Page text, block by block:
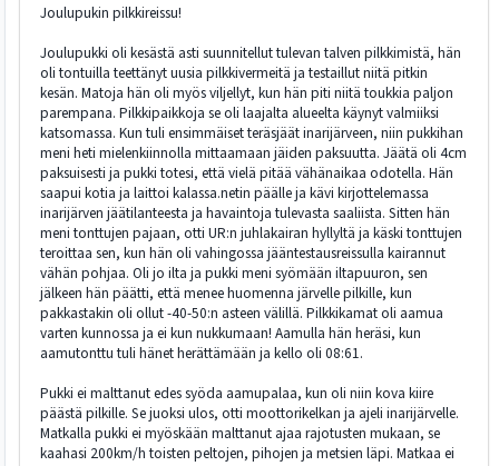
Joulupukin pilkkireissu!
Joulupukki oli kesästä asti suunnitellut tulevan talven pilkkimistä, hän
oli tontuilla teettänyt uusia pilkkivermeitä ja testaillut niitä pitkin
kesän. Matoja hän oli myös viljellyt, kun hän piti niitä toukkia paljon
parempana. Pilkkipaikkoja se oli laajalta alueelta käynyt valmiiksi
katsomassa. Kun tuli ensimmäiset teräsjäät inarijärveen, niin pukkihan
meni heti mielenkiinnolla mittaamaan jäiden paksuutta. Jäätä oli 4cm
paksuisesti ja pukki totesi, että vielä pitää vähänaikaa odotella. Hän
saapui kotia ja laittoi kalassa.netin päälle ja kävi kirjottelemassa
inarijärven jäätilanteesta ja havaintoja tulevasta saaliista. Sitten hän
meni tonttujen pajaan, otti UR:n juhlakairan hyllyltä ja käski tonttujen
teroittaa sen, kun hän oli vahingossa jääntestausreissulla kairannut
vähän pohjaa. Oli jo ilta ja pukki meni syömään iltapuuron, sen
jälkeen hän päätti, että menee huomenna järvelle pilkille, kun
pakkastakin oli ollut -40-50:n asteen välillä. Pilkkikamat oli aamua
varten kunnossa ja ei kun nukkumaan! Aamulla hän heräsi, kun
aamutonttu tuli hänet herättämään ja kello oli 08:61.
Pukki ei malttanut edes syöda aamupalaa, kun oli niin kova kiire
päästä pilkille. Se juoksi ulos, otti moottorikelkan ja ajeli inarijärvelle.
Matkalla pukki ei myöskään malttanut ajaa rajotusten mukaan, se
kaahasi 200km/h toisten peltojen, pihojen ja metsien läpi. Matkaa ei